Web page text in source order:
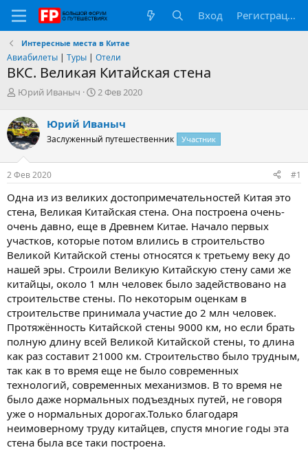
Вход Регистрация
Интересные места в Китае
Авиабилеты | Туры | Отели
ВКС. Великая Китайская стена
А
т
о
р
т
е
м
Юрий Иваныч
Д
а
н
ч
а
2 Фев 2020
Юрий Иваныч
Заслуженный путешественник Участник
2 Фев 2020 #1
Одна из из великих достопримечательностей Китая это
стена, Великая Китайская стена. Она построена очень-
очень давно, еще в Древнем Китае. Начало первых
участков, которые потом влились в строительство
Великой Китайской стены относятся к третьему веку до
нашей эры. Строили Великую Китайскую стену сами же
китайцы, около 1 млн человек было задействовано на
строительстве стены. По некоторым оценкам в
строительстве принимала участие до 2 млн человек.
Протяжённость Китайской стены 9000 км, но если брать
полную длину всей Великой Китайской стены, то длина
как раз составит 21000 км. Строительство было трудным,
так как в то время еще не было современных
технологий, современных механизмов. В то время не
было даже нормальных подъездных путей, не говоря
уже о нормальных дорогах.Только благодаря
неимоверному труду китайцев, спустя многие годы эта
стена была все таки построена.